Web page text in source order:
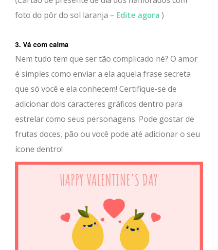
foto do pôr do sol laranja – Edite agora )
3. Vá com calma
Nem tudo tem que ser tão complicado né? O amor
é simples como enviar a ela aquela frase secreta
que só você e ela conhecem! Certifique-se de
adicionar dois caracteres gráficos dentro para
estrelar como seus personagens. Pode gostar de
frutas doces, pão ou você pode até adicionar o seu
ícone dentro!